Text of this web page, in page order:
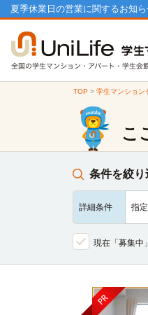
夏季休業日の営業に関するお知
TOP > 学生マンション
こ
条件を絞り
詳細条件 指
現在「募集中